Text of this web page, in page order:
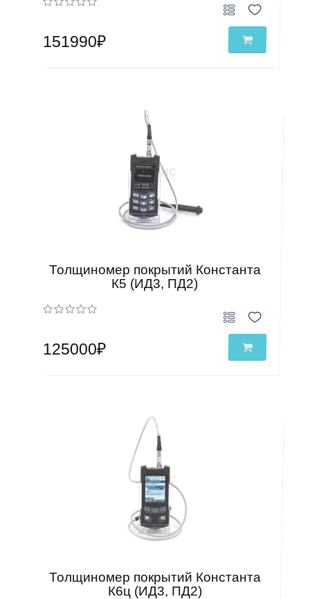
151990₽
Толщиномер покрытий Константа
К5 (ИД3, ПД2)
125000₽
Толщиномер покрытий Константа
К6ц (ИД3, ПД2)